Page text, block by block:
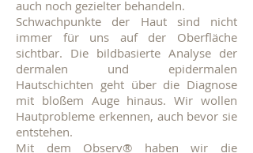
auch noch gezielter behandeln.
Schwachpunkte der Haut sind nicht
immer für uns auf der Oberfläche
sichtbar. Die bildbasierte Analyse der
dermalen und epidermalen
Hautschichten geht über die Diagnose
mit bloßem Auge hinaus. Wir wollen
Hautprobleme erkennen, auch bevor sie
entstehen.
Mit dem Observ® haben wir die